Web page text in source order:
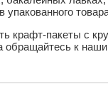
крафт-пакеты с
к